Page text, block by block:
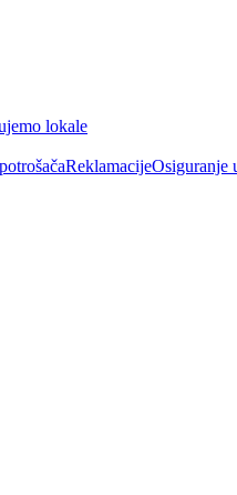
lokale
ReklamacijeOsiguranje